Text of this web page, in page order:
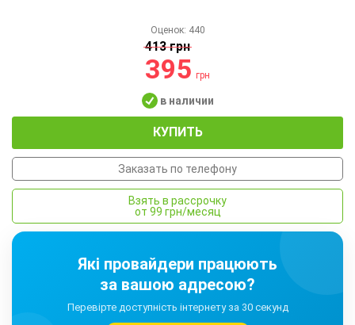
Оценок: 440
413 грн
395грн
в наличии
КУПИТЬ
Заказать по телефону
Взять в рассрочку
от 99 грн/месяц
Які провайдери працюють
за вашою адресою?
Перевірте доступність інтернету за 30 секунд